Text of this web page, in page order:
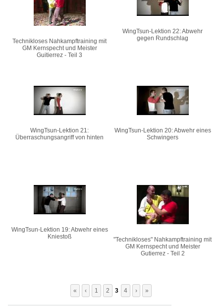
Technikloses Nahkampftraining mit
GM Kernspecht und Meister
Guitierrez - Teil 3
WingTsun-Lektion 22: Abwehr
gegen Rundschlag
WingTsun-Lektion 21:
Überraschungsangriff von hinten
WingTsun-Lektion 20: Abwehr eines
Schwingers
WingTsun-Lektion 19: Abwehr eines
Kniestoß
"Technikloses" Nahkampftraining mit
GM Kernspecht und Meister
Gutierrez - Teil 2
« ‹ 1 2 3 4 › »